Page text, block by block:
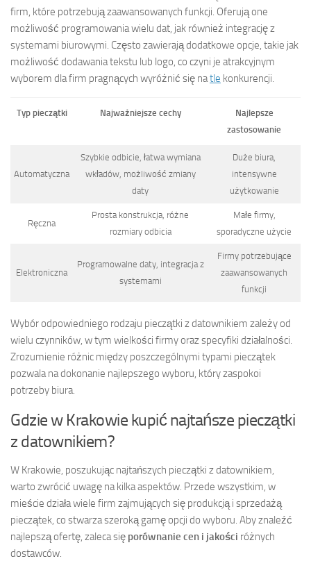
firm, które potrzebują zaawansowanych funkcji. Oferują one
możliwość programowania wielu dat, jak również integrację z
systemami biurowymi. Często zawierają dodatkowe opcje, takie jak
możliwość dodawania tekstu lub logo, co czyni je atrakcyjnym
wyborem dla firm pragnących wyróżnić się natle konkurencji.
Typ pieczątki Najważniejsze cechy
Najlepsze
zastosowanie
Automatyczna
Szybkie odbicie, łatwa wymiana
wkładów, możliwość zmiany
daty
Duże biura,
intensywne
użytkowanie
Ręczna
Prosta konstrukcja, różne
rozmiary odbicia
Małe firmy,
sporadyczne użycie
Elektroniczna
Programowalne daty, integracja z
systemami
Firmy potrzebujące
zaawansowanych
funkcji
Wybór odpowiedniego rodzaju pieczątki z datownikiem zależy od
wielu czynników, w tym wielkości firmy oraz specyfiki działalności.
Zrozumienie różnic między poszczególnymi typami pieczątek
pozwala na dokonanie najlepszego wyboru, który zaspokoi
potrzeby biura.
Gdzie w Krakowie kupić najtańsze pieczątki
z datownikiem?
W Krakowie, poszukując najtańszych pieczątki z datownikiem,
warto zwrócić uwagę na kilka aspektów. Przede wszystkim, w
mieście działa wiele firm zajmujących się produkcją i sprzedażą
pieczątek, co stwarza szeroką gamę opcji do wyboru. Aby znaleźć
najlepszą ofertę, zaleca się porównanie cen i jakości różnych
dostawców.